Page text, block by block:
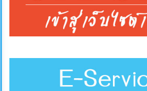
ป้องกัน